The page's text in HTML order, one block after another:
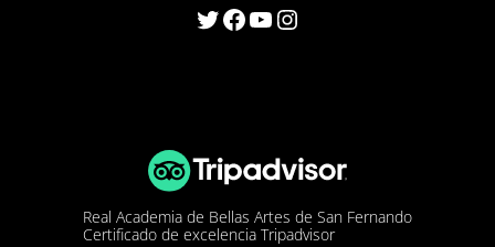
Twitter Facebook YouTube Instagram
Real Academia de Bellas Artes de San Fernando
Certificado de excelencia Tripadvisor